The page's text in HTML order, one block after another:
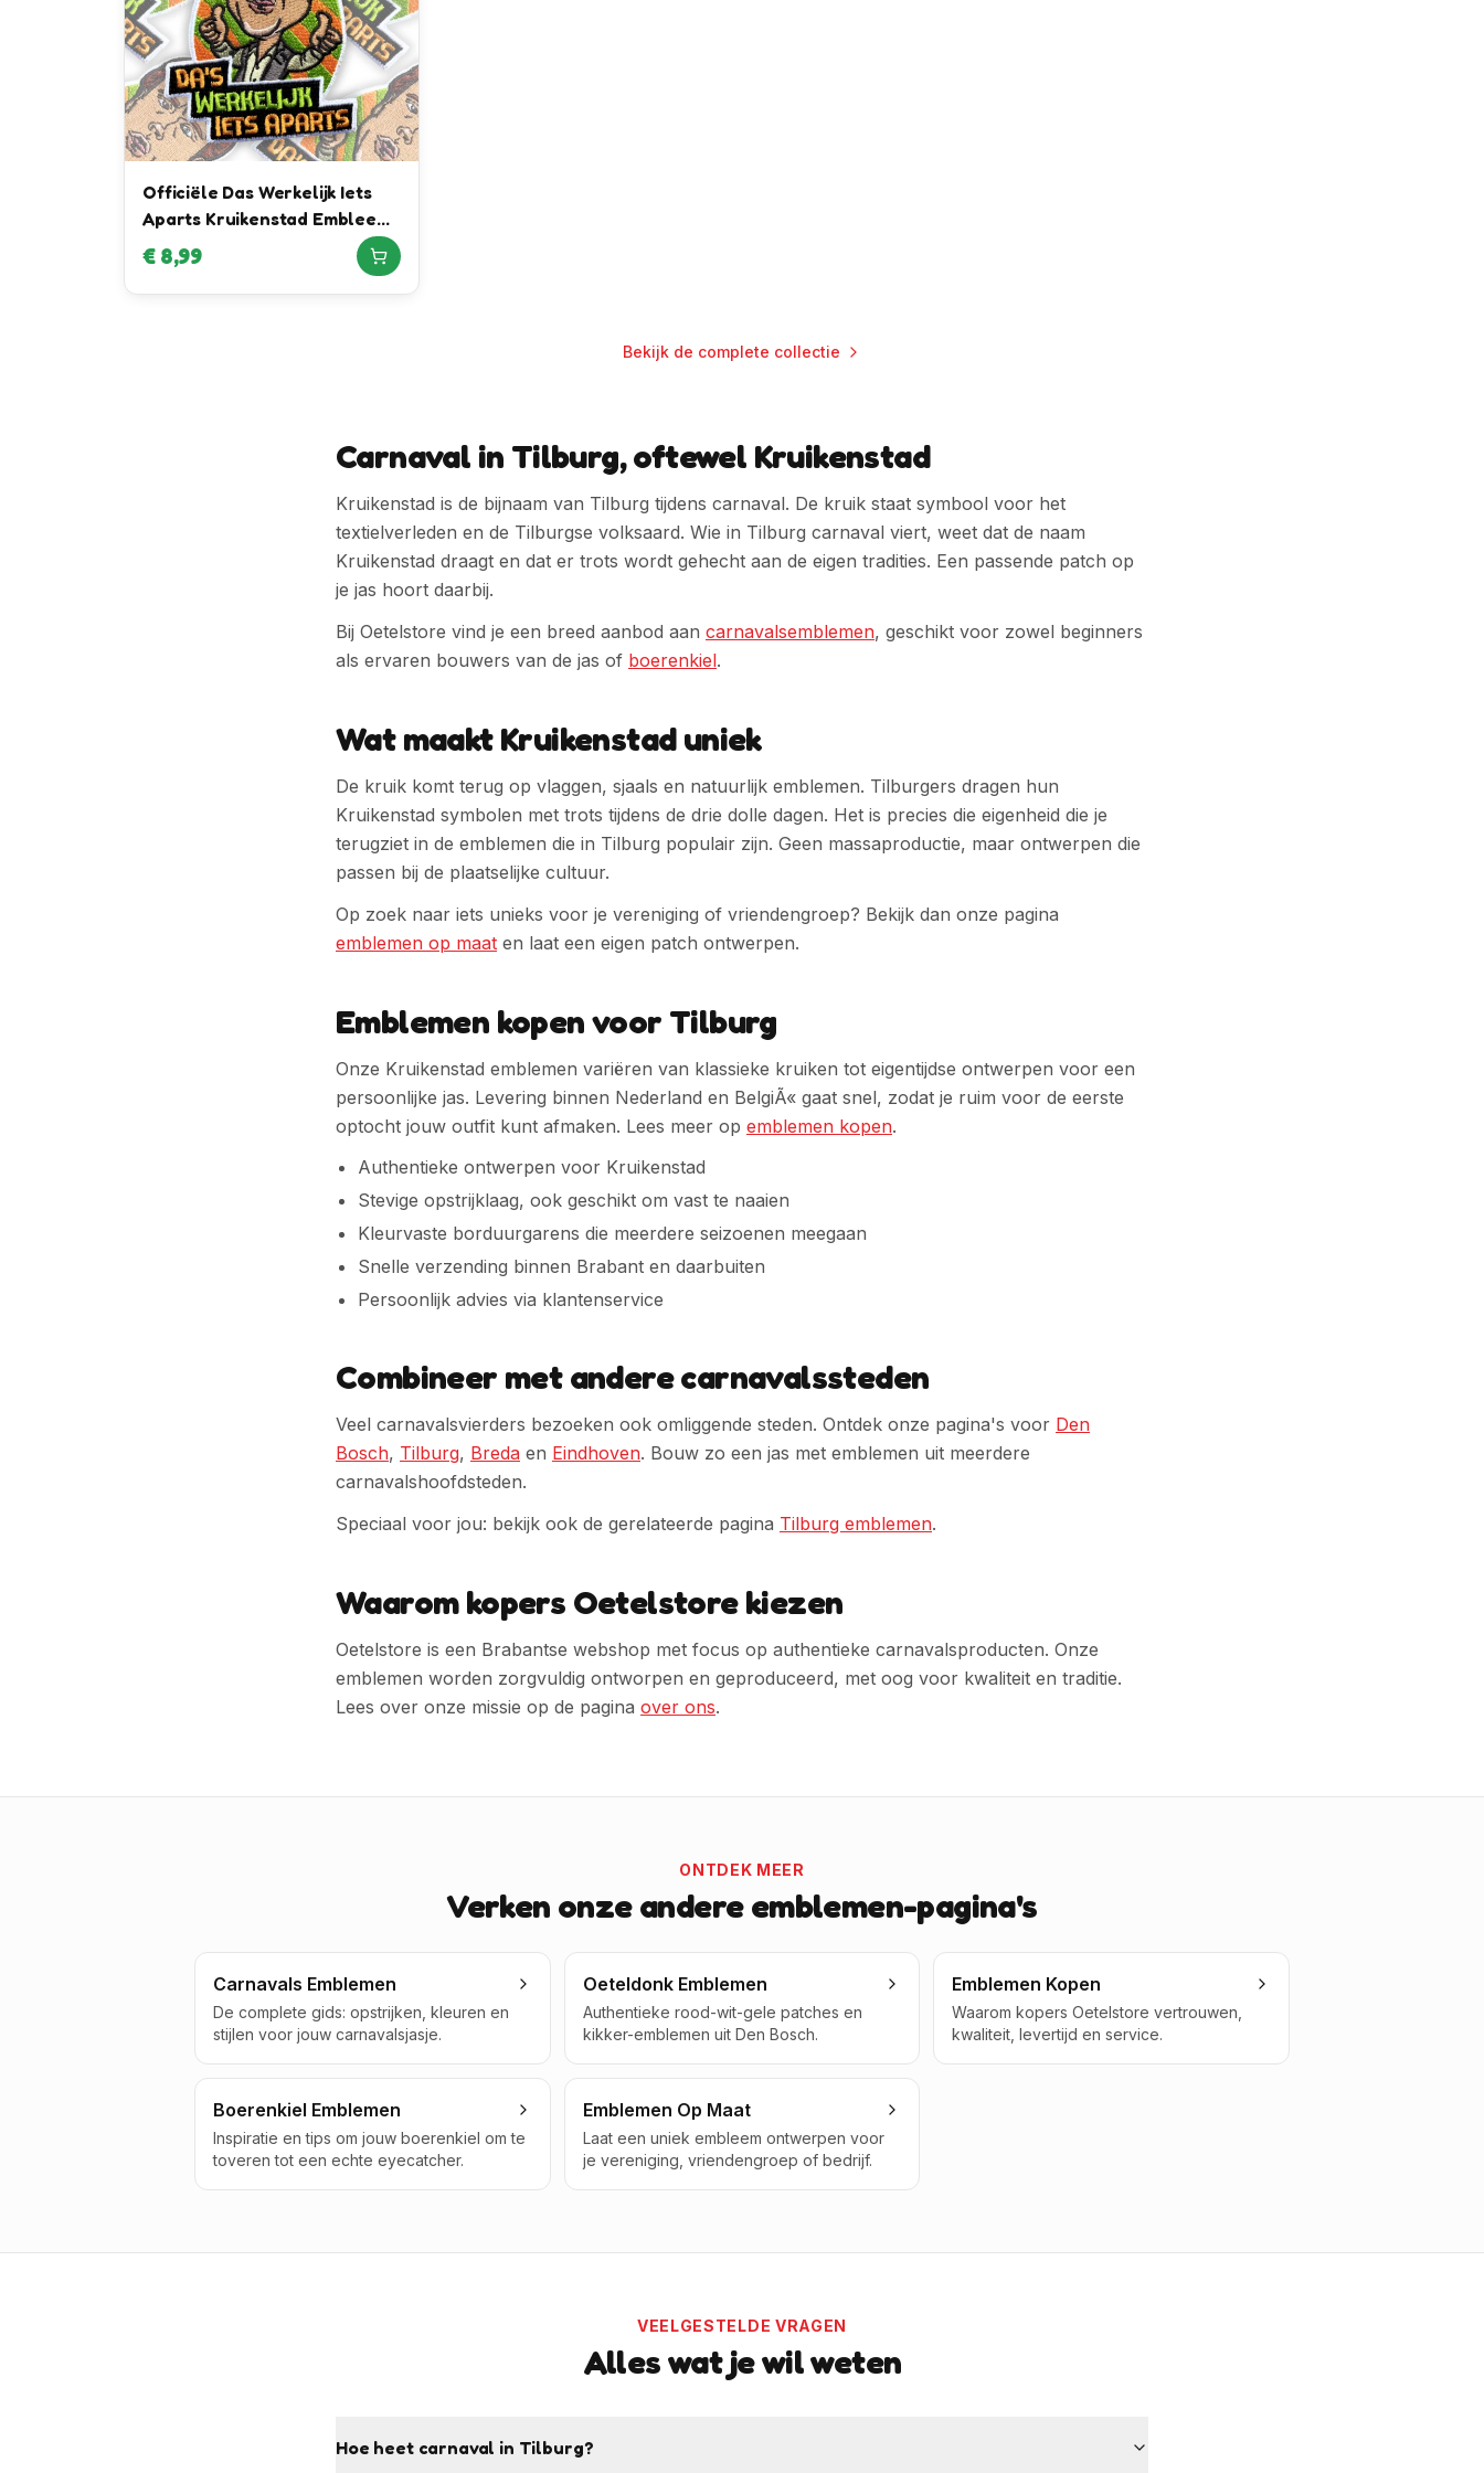
Officiële Das Werkelijk Iets
Aparts Kruikenstad Embleem
in samenwerking met Daan
Willems Automotive
€ 8,99
Bekijk de complete collectie
Carnaval in Tilburg, oftewel Kruikenstad
Kruikenstad is de bijnaam van Tilburg tijdens carnaval. De kruik staat symbool voor het
textielverleden en de Tilburgse volksaard. Wie in Tilburg carnaval viert, weet dat de naam
Kruikenstad draagt en dat er trots wordt gehecht aan de eigen tradities. Een passende patch op
je jas hoort daarbij.
Bij Oetelstore vind je een breed aanbod aan carnavalsemblemen, geschikt voor zowel beginners
als ervaren bouwers van de jas of boerenkiel.
Wat maakt Kruikenstad uniek
De kruik komt terug op vlaggen, sjaals en natuurlijk emblemen. Tilburgers dragen hun
Kruikenstad symbolen met trots tijdens de drie dolle dagen. Het is precies die eigenheid die je
terugziet in de emblemen die in Tilburg populair zijn. Geen massaproductie, maar ontwerpen die
passen bij de plaatselijke cultuur.
Op zoek naar iets unieks voor je vereniging of vriendengroep? Bekijk dan onze pagina
emblemen op maat en laat een eigen patch ontwerpen.
Emblemen kopen voor Tilburg
Onze Kruikenstad emblemen variëren van klassieke kruiken tot eigentijdse ontwerpen voor een
persoonlijke jas. Levering binnen Nederland en BelgiÃ« gaat snel, zodat je ruim voor de eerste
optocht jouw outfit kunt afmaken. Lees meer op emblemen kopen.
Authentieke ontwerpen voor Kruikenstad
Stevige opstrijklaag, ook geschikt om vast te naaien
Kleurvaste borduurgarens die meerdere seizoenen meegaan
Snelle verzending binnen Brabant en daarbuiten
Persoonlijk advies via klantenservice
Combineer met andere carnavalssteden
Veel carnavalsvierders bezoeken ook omliggende steden. Ontdek onze pagina's voor Den
Bosch, Tilburg, Breda en Eindhoven. Bouw zo een jas met emblemen uit meerdere
carnavalshoofdsteden.
Speciaal voor jou: bekijk ook de gerelateerde pagina Tilburg emblemen.
Waarom kopers Oetelstore kiezen
Oetelstore is een Brabantse webshop met focus op authentieke carnavalsproducten. Onze
emblemen worden zorgvuldig ontworpen en geproduceerd, met oog voor kwaliteit en traditie.
Lees over onze missie op de pagina over ons.
ONTDEK MEER
Verken onze andere emblemen-pagina's
Carnavals Emblemen
De complete gids: opstrijken, kleuren en
stijlen voor jouw carnavalsjasje.
Oeteldonk Emblemen
Authentieke rood-wit-gele patches en
kikker-emblemen uit Den Bosch.
Emblemen Kopen
Waarom kopers Oetelstore vertrouwen,
kwaliteit, levertijd en service.
Boerenkiel Emblemen
Inspiratie en tips om jouw boerenkiel om te
toveren tot een echte eyecatcher.
Emblemen Op Maat
Laat een uniek embleem ontwerpen voor
je vereniging, vriendengroep of bedrijf.
VEELGESTELDE VRAGEN
Alles wat je wil weten
Hoe heet carnaval in Tilburg?
Het feest kan beginnen, want
jij bent binnen!
Ja, geef mij die korting!
Ik wil liever geen korting